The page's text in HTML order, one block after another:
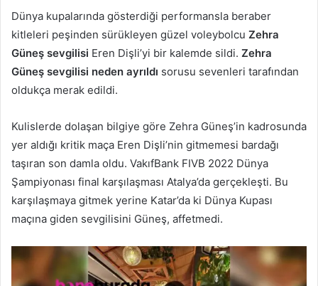
Dünya kupalarında gösterdiği performansla beraber
kitleleri peşinden sürükleyen güzel voleybolcu Zehra
Güneş sevgilisi Eren Dişli’yi bir kalemde sildi. Zehra
Güneş sevgilisi neden ayrıldı sorusu sevenleri tarafından
oldukça merak edildi.
Kulislerde dolaşan bilgiye göre Zehra Güneş’in kadrosunda
yer aldığı kritik maça Eren Dişli’nin gitmemesi bardağı
taşıran son damla oldu. VakıfBank FIVB 2022 Dünya
Şampiyonası final karşılaşması Atalya’da gerçekleşti. Bu
karşılaşmaya gitmek yerine Katar’da ki Dünya Kupası
maçına giden sevgilisini Güneş, affetmedi.